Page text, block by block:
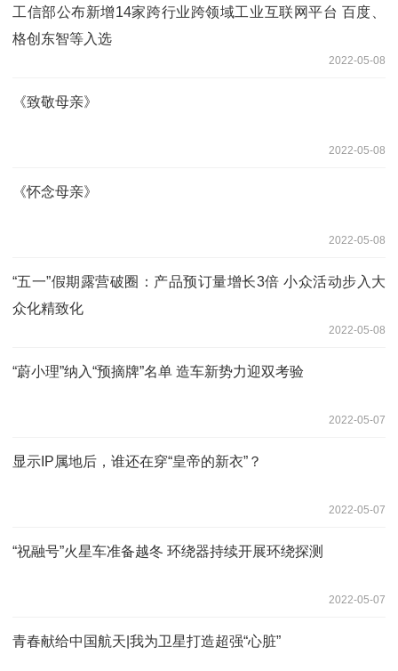
工信部公布新增14家跨行业跨领域工业互联网平台 百度、
格创东智等入选
2022-05-08
《致敬母亲》
2022-05-08
《怀念母亲》
2022-05-08
“五一”假期露营破圈：产品预订量增长3倍 小众活动步入大
众化精致化
2022-05-08
“蔚小理”纳入“预摘牌”名单 造车新势力迎双考验
2022-05-07
显示IP属地后，谁还在穿“皇帝的新衣”？
2022-05-07
“祝融号”火星车准备越冬 环绕器持续开展环绕探测
2022-05-07
青春献给中国航天|我为卫星打造超强“心脏”